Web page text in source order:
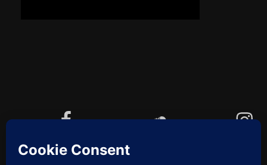
YouTube
Cookie-Richtlinie (EU)